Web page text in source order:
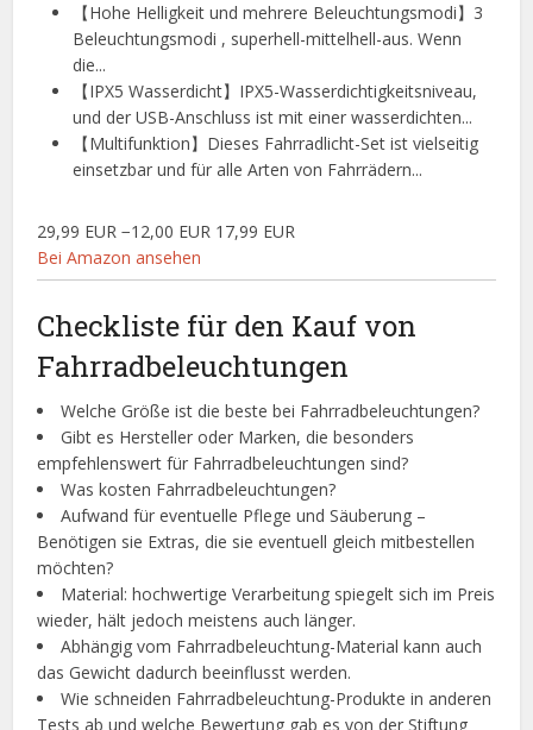
【Hohe Helligkeit und mehrere Beleuchtungsmodi】3
Beleuchtungsmodi , superhell-mittelhell-aus. Wenn
die...
【IPX5 Wasserdicht】IPX5-Wasserdichtigkeitsniveau,
und der USB-Anschluss ist mit einer wasserdichten...
【Multifunktion】Dieses Fahrradlicht-Set ist vielseitig
einsetzbar und für alle Arten von Fahrrädern...
29,99 EUR −12,00 EUR 17,99 EUR
Bei Amazon ansehen
Checkliste für den Kauf von
Fahrradbeleuchtungen
Welche Größe ist die beste bei Fahrradbeleuchtungen?
Gibt es Hersteller oder Marken, die besonders
empfehlenswert für Fahrradbeleuchtungen sind?
Was kosten Fahrradbeleuchtungen?
Aufwand für eventuelle Pflege und Säuberung –
Benötigen sie Extras, die sie eventuell gleich mitbestellen
möchten?
Material: hochwertige Verarbeitung spiegelt sich im Preis
wieder, hält jedoch meistens auch länger.
Abhängig vom Fahrradbeleuchtung-Material kann auch
das Gewicht dadurch beeinflusst werden.
Wie schneiden Fahrradbeleuchtung-Produkte in anderen
Tests ab und welche Bewertung gab es von der Stiftung